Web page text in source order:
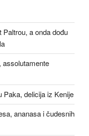
Paltrou, a onda dođu
assolutamente
Paka, delicija iz Kenije
ananasa i čudesnih